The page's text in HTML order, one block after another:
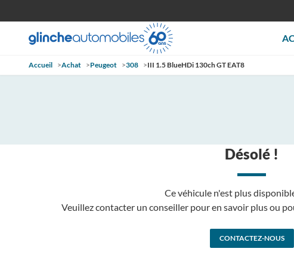
Accueil >Achat >Peugeot >308 >III 1.5 BlueHDi 130ch GT EAT8
Désolé !
Ce véhicule n'est plus
Veuillez contacter un conseiller pour en savoir plus ou
CONTACTEZ-NOUS